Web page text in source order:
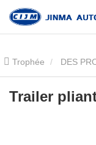
Trophée DES
surbaissée Trailer
Trailer